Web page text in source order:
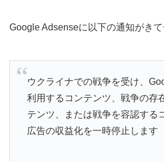
Google Adsenseに以下の通知がきて
ウクライナでの戦争を受け、
利用するコンテンツ、戦争の存
テンツ、または戦争を容認する
広告の収益化を一時停止します